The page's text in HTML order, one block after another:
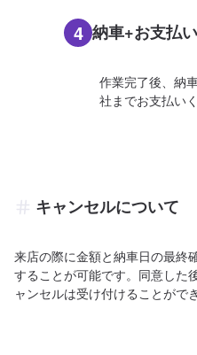
4 納車+お支払い
作業完了後、納
社までお支払い
キャンセルについて
来店の際に金額と納車日の最終
することが可能です。同意した
ャンセルは受け付けることがで